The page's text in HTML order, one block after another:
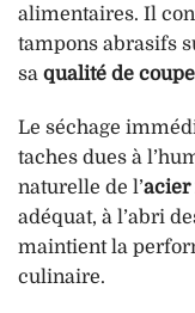
alimentaires. Il
tampons abrasifs
sa qualité de coupe
Le séchage
taches dues à
naturelle de l’acier
adéquat, à l’abri
maintient la
culinaire.